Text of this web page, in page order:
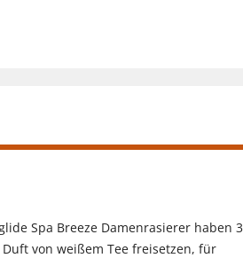
Spa Breeze Damenrasierer haben 3
von weißem Tee freisetzen, für